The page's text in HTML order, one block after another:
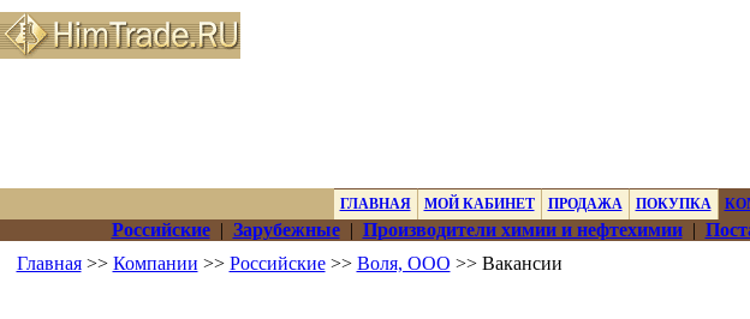
ГЛАВНАЯ МОЙ КАБИНЕТ ПРОДАЖА ПОКУПКА
Российские| Зарубежные| Производители химии и нефтехимии|
Главная>> Компании >> Российские>> Воля, ООО >> Вакансии